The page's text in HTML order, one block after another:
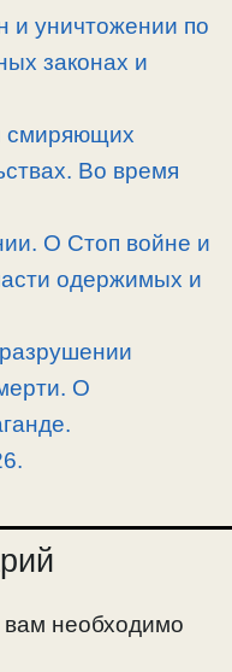
и уничтожении по
законах и
смиряющих
Во время
О Стоп войне и
одержимых и
О
вам необходимо